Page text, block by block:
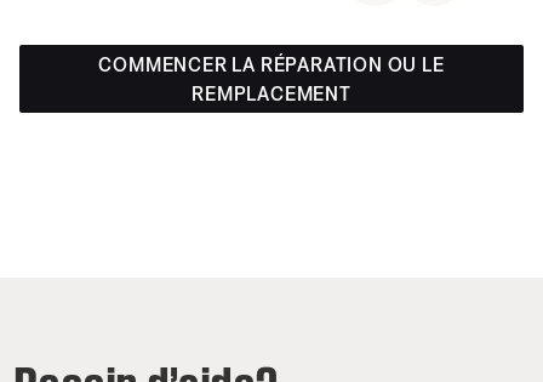
COMMENCER LA RÉPARATION OU LE
REMPLACEMENT